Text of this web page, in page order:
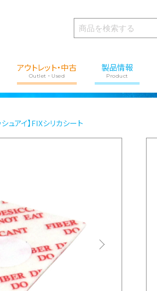
アウトレット・中古
Outlet・Used
製品情報
Product
シュアイ】FIXシリカシート